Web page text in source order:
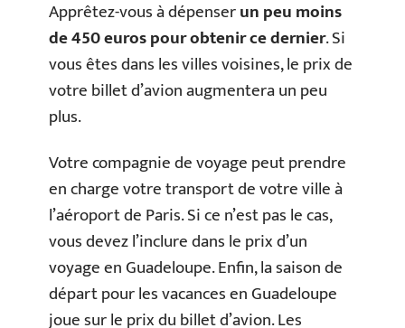
Apprêtez-vous à dépenserun peu moins
de 450 euros pour obtenir ce dernier. Si
vous êtes dans les villes voisines, le prix de
votre billet d’avion augmentera un peu
plus.
Votre compagnie de voyage peut prendre
en charge votre transport de votre ville à
l’aéroport de Paris. Si ce n’est pas le cas,
vous devez l’inclure dans le prix d’un
voyage en Guadeloupe. Enfin, la saison de
départ pour les vacances en Guadeloupe
joue sur le prix du billet d’avion. Les